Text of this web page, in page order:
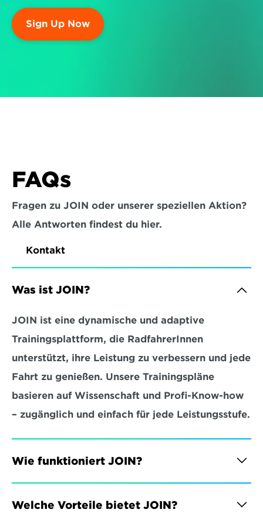
Sign Up Now
FAQs
Fragen zu JOIN oder unserer speziellen Aktion?
Alle Antworten findest du hier.
Kontakt
Was ist JOIN?
JOIN ist eine dynamische und adaptive
Trainingsplattform, die RadfahrerInnen
unterstützt, ihre Leistung zu verbessern und jede
Fahrt zu genießen. Unsere Trainingspläne
basieren auf Wissenschaft und Profi-Know-how
– zugänglich und einfach für jede Leistungsstufe.
Wie funktioniert JOIN?
Welche Vorteile bietet JOIN?